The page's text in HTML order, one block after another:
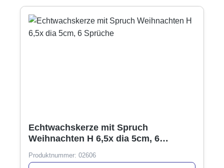
Echtwachskerze mit Spruch
Weihnachten H 6,5x dia 5cm, 6
Produktnummer: 02606